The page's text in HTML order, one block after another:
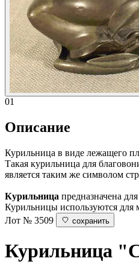
01
Описание
Курильница в виде лежащего
Такая курильница для
является таким же символом
Курильница предназначена
Курильницы используются для
Лот № 3509
сохранить
Курильница